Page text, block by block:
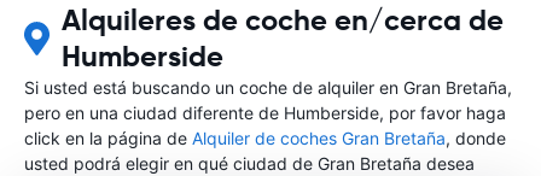
Alquileres de coche en/cerca de
Humberside
Si usted está buscando un coche de alquiler en Gran Bretaña,
pero en una ciudad diferente de Humberside, por favor haga
click en la página de Alquiler de coches Gran Bretaña, donde
usted podrá elegir en qué ciudad de Gran Bretaña desea